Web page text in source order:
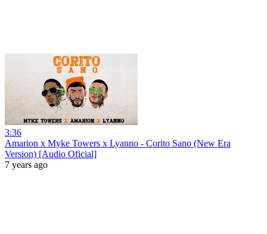
3:36
Amarion x Myke Towers x Lyanno - Corito Sano (New Era
Version) [Audio Oficial]
7 years ago